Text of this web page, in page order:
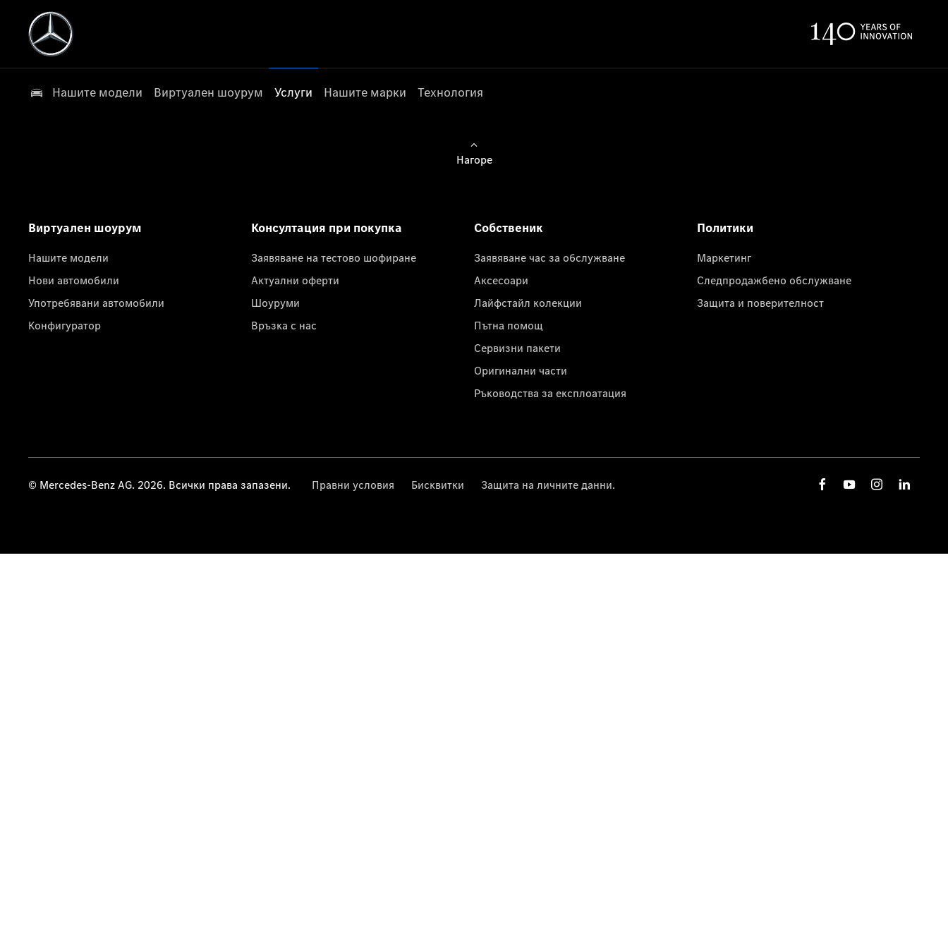
Нашите модели Виртуален шоурум Услуги Нашите марки Технология
Нагоре
Виртуален шоурум
Нашите модели
Нови автомобили
Употребявани автомобили
Конфигуратор
Консултация при покупка
Заявяване на тестово шофиране
Актуални оферти
Шоуруми
Връзка с нас
Собственик
Заявяване час за обслужване
Аксесоари
Лайфстайл колекции
Пътна помощ
Сервизни пакети
Оригинални части
Ръководства за експлоатация
Политики
Маркетинг
Следпродажбено обслужване
Защита и поверителност
© Mercedes-Benz AG. 2026. Всички права запазени. Правни условия Бисквитки Защита на личните данни.